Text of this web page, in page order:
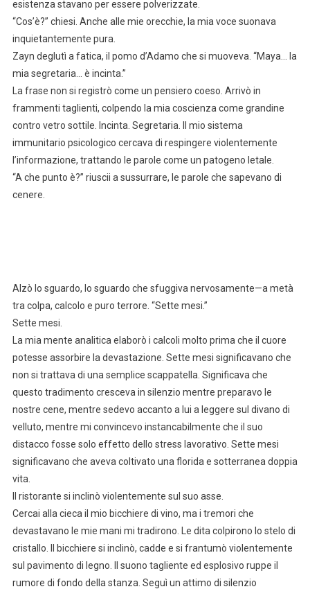
esistenza stavano per essere polverizzate.
“Cos’è?” chiesi. Anche alle mie orecchie, la mia voce suonava
inquietantemente pura.
Zayn deglutì a fatica, il pomo d’Adamo che si muoveva. “Maya… la
mia segretaria… è incinta.”
La frase non si registrò come un pensiero coeso. Arrivò in
frammenti taglienti, colpendo la mia coscienza come grandine
contro vetro sottile. Incinta. Segretaria. Il mio sistema
immunitario psicologico cercava di respingere violentemente
l’informazione, trattando le parole come un patogeno letale.
“A che punto è?” riuscii a sussurrare, le parole che sapevano di
cenere.
Alzò lo sguardo, lo sguardo che sfuggiva nervosamente—a metà
tra colpa, calcolo e puro terrore. “Sette mesi.”
Sette mesi.
La mia mente analitica elaborò i calcoli molto prima che il cuore
potesse assorbire la devastazione. Sette mesi significavano che
non si trattava di una semplice scappatella. Significava che
questo tradimento cresceva in silenzio mentre preparavo le
nostre cene, mentre sedevo accanto a lui a leggere sul divano di
velluto, mentre mi convincevo instancabilmente che il suo
distacco fosse solo effetto dello stress lavorativo. Sette mesi
significavano che aveva coltivato una florida e sotterranea doppia
vita.
Il ristorante si inclinò violentemente sul suo asse.
Cercai alla cieca il mio bicchiere di vino, ma i tremori che
devastavano le mie mani mi tradirono. Le dita colpirono lo stelo di
cristallo. Il bicchiere si inclinò, cadde e si frantumò violentemente
sul pavimento di legno. Il suono tagliente ed esplosivo ruppe il
rumore di fondo della stanza. Seguì un attimo di silenzio